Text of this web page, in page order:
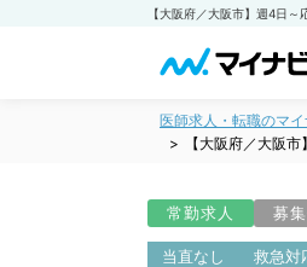
医師求人・転職のマ
【大阪府／大阪
常勤求人 募
当直なし 救急対